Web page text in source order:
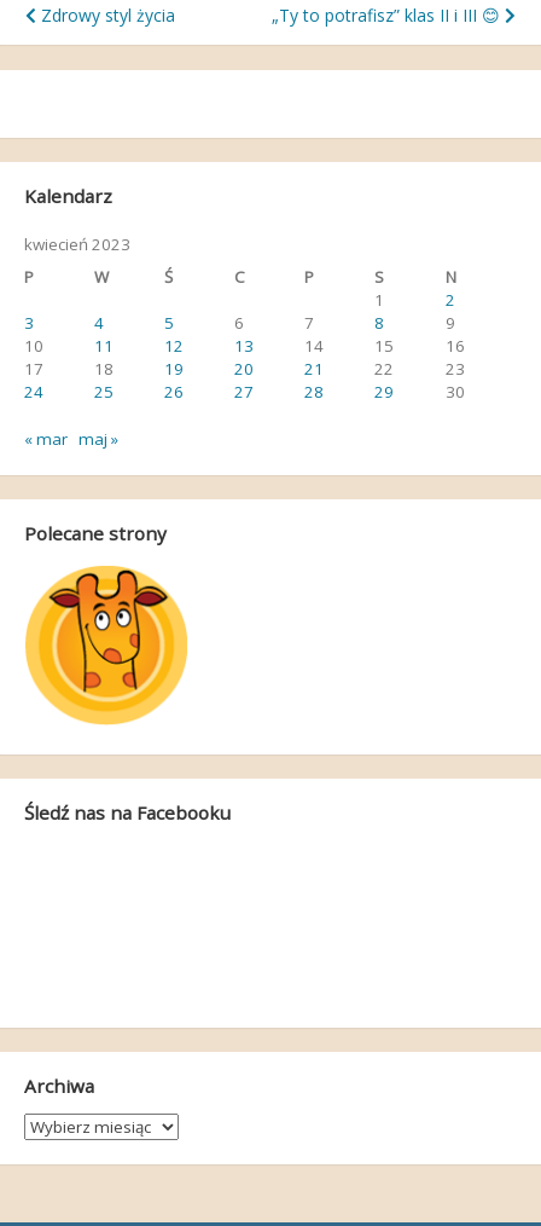
Nawigacja
wpisu
Zdrowy styl życia „Ty to potrafisz” klas II i III 😊
Kalendarz
kwiecień 2023
P
W Ś C P S
N
1
2
3
4 5 6 7 8
9
10
11 12 13 14 15
16
17
18 19 20 21 22
23
24
25 26 27 28 29 30
« mar maj »
Polecane strony
Śledź nas na Facebooku
Archiwa
Archiwa